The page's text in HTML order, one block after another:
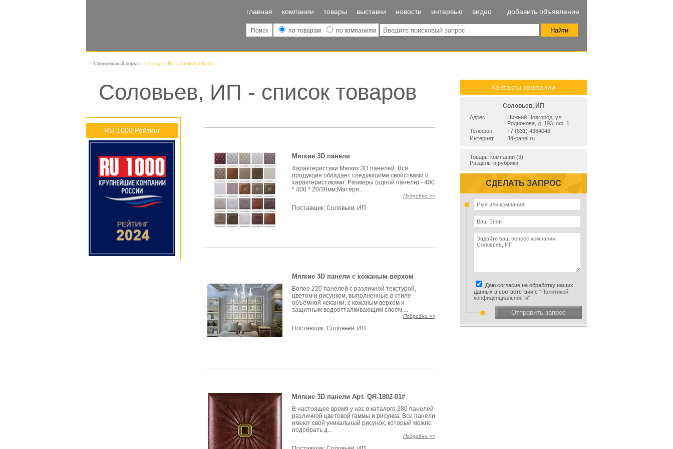
главная компании товары выставки новости интервью видео добавить объявление
Поиск по товарам по компаниям
Строительный портал Соловьев, ИП Каталог товаров
Соловьев, ИП - список товаров
RU-1000 Рейтинг
Мягкие 3D панели
Характеристики Мягких 3D панелей: Вся
продукция обладает следующими свойствами и
характеристиками: Размеры (одной панели) - 400
* 400 * 20/30мм;Матери...
Подробно >>
Поставщик: Соловьев, ИП
Мягкие 3D панели с кожаным верхом
Более 220 панелей с различной текстурой,
цветом и рисунком, выполненные в стиле
объёмной чеканки, с кожаным верхом и
защитным водоотталкивающим слоем....
Подробно >>
Поставщик: Соловьев, ИП
Мягкие 3D панели Арт. QR-1802-01#
В настоящее время у нас в каталоге 280 панелей
различной цветовой гаммы и рисунка. Все панели
имеют свой уникальный рисунок, который можно
подобрать д...
Подробно >>
Контакты компании
Соловьев, ИП
Адрес
Нижний Новгород, ул.
Родионова, д. 193, оф. 1
Телефон
+7 (831) 4384046
Интернет
3d-panel.ru
Товары компании (3)
Разделы и рубрики
СДЕЛАТЬ ЗАПРОС
Даю согласие на обработку наших
данных в соответствии с "Политикой
конфиденциальности"
Отправить запрос